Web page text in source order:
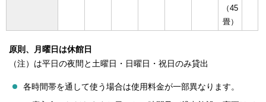
（45
畳）
原則、月曜日は休館日
（注）は平日の夜間と土曜日・日曜日・祝日のみ貸出
各時間帯を通して使う場合は使用料金が一部異なります。